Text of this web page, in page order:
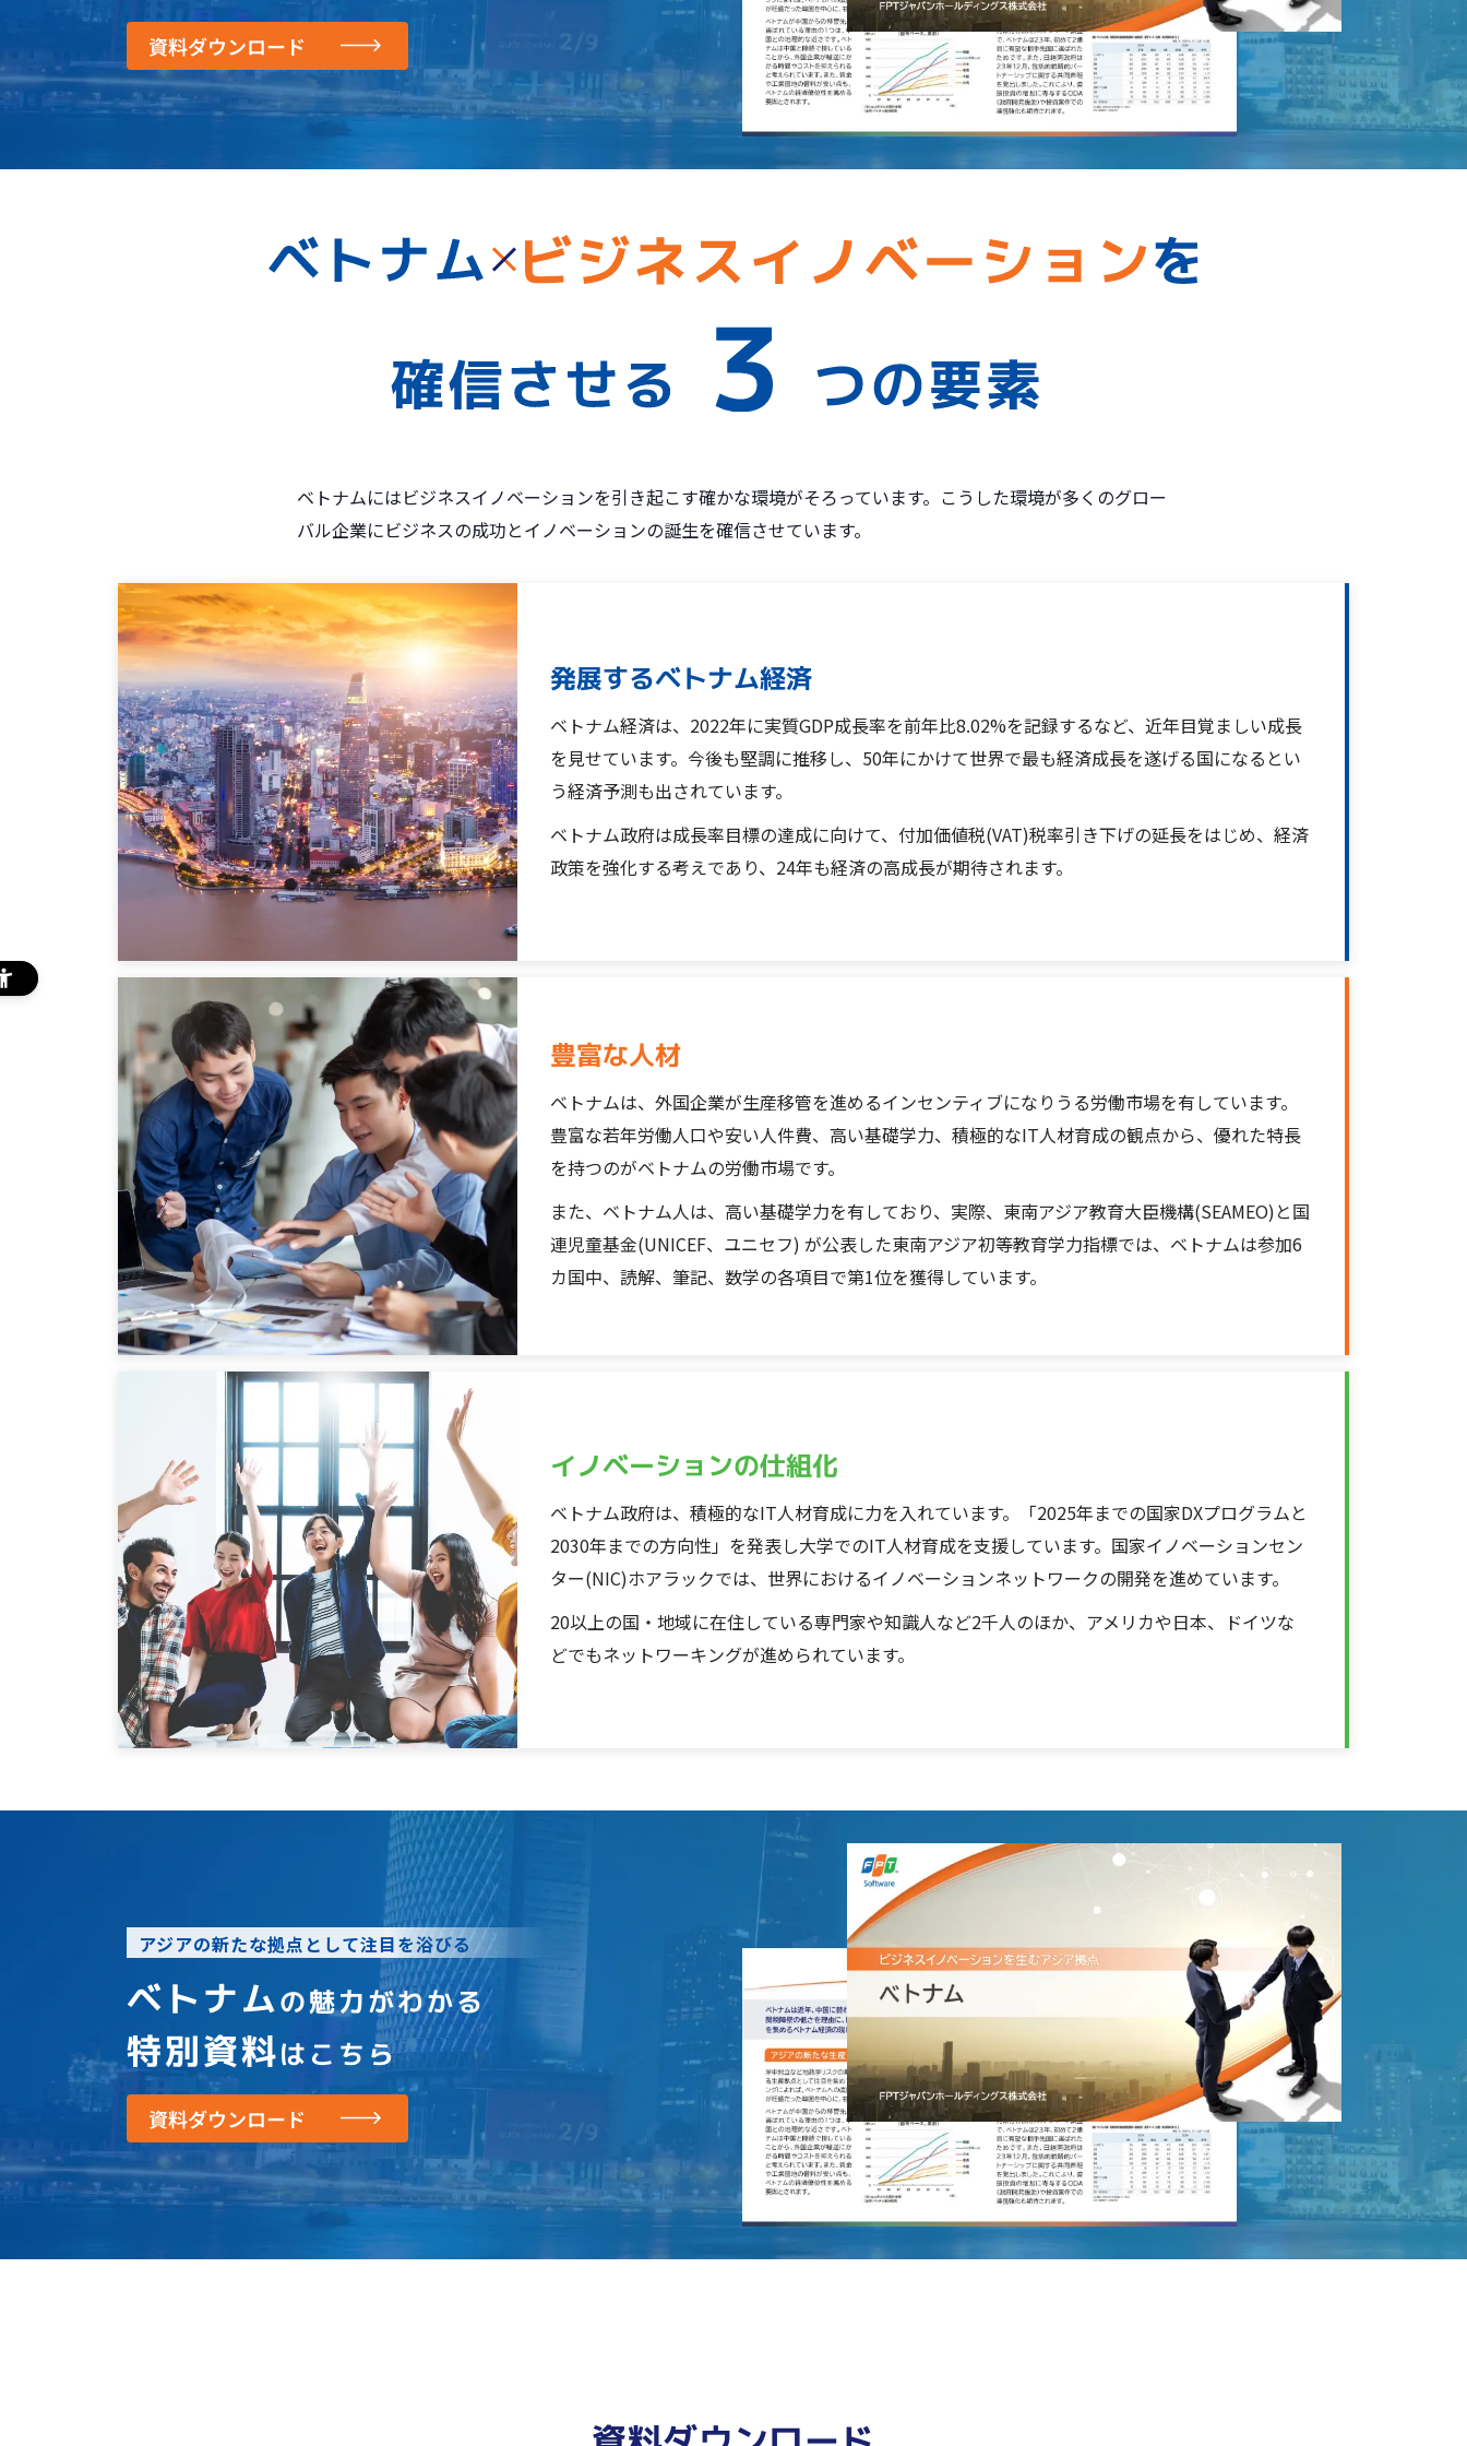
資料ダウンロード
ベトナムにはビジネスイノベーションを引き起こす確かな環境がそろっています。こうした環境が多くのグロー
バル企業にビジネスの成功とイノベーションの誕生を確信させています。
発展するベトナム経済
ベトナム経済は、2022年に実質GDP成長率を前年比8.02%を記録するなど、近年目覚ましい成長
を見せています。今後も堅調に推移し、50年にかけて世界で最も経済成長を遂げる国になるとい
う経済予測も出されています。
ベトナム政府は成長率目標の達成に向けて、付加価値税(VAT)税率引き下げの延長をはじめ、経済
政策を強化する考えであり、24年も経済の高成長が期待されます。
豊富な人材
ベトナムは、外国企業が生産移管を進めるインセンティブになりうる労働市場を有しています。
豊富な若年労働人口や安い人件費、高い基礎学力、積極的なIT人材育成の観点から、優れた特長
を持つのがベトナムの労働市場です。
また、ベトナム人は、高い基礎学力を有しており、実際、東南アジア教育大臣機構(SEAMEO)と国
連児童基金(UNICEF、ユニセフ) が公表した東南アジア初等教育学力指標では、ベトナムは参加6
カ国中、読解、筆記、数学の各項目で第1位を獲得しています。
イノベーションの仕組化
ベトナム政府は、積極的なIT人材育成に力を入れています。「2025年までの国家DXプログラムと
2030年までの方向性」を発表し大学でのIT人材育成を支援しています。国家イノベーションセン
ター(NIC)ホアラックでは、世界におけるイノベーションネットワークの開発を進めています。
20以上の国・地域に在住している専門家や知識人など2千人のほか、アメリカや日本、ドイツな
どでもネットワーキングが進められています。
アジアの新たな拠点として注目を浴びる
ベトナムの魅力がわかる
特別資料はこちら
資料ダウンロード